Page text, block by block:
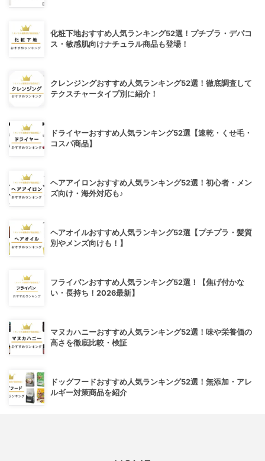
化粧下地おすすめ人気ランキング52選！プチプラ・デパコ
ス・敏感肌向けナチュラル商品も登場！
クレンジングおすすめ人気ランキング52選！徹底調査して
テクスチャータイプ別に紹介！
ドライヤーおすすめ人気ランキング52選【速乾・くせ毛・
コスパ商品】
ヘアアイロンおすすめ人気ランキング52選！初心者・メン
ズ向け・海外対応も♪
ヘアオイルおすすめ人気ランキング52選【プチプラ・髪質
別やメンズ向けも！】
フライパンおすすめ人気ランキング52選！【焦げ付かな
い・長持ち！2026最新】
マヌカハニーおすすめ人気ランキング52選！味や栄養価の
高さを徹底比較・検証
ドッグフードおすすめ人気ランキング52選！無添加・アレ
ルギー対策商品を紹介